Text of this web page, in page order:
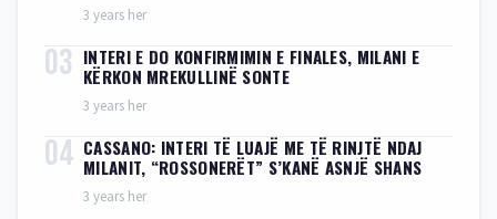
3 years her
03 INTERI E DO KONFIRMIMIN E FINALES, MILANI E
KËRKON MREKULLINË SONTE
3 years her
04 CASSANO: INTERI TË LUAJË ME TË RINJTË NDAJ
MILANIT, “ROSSONERËT” S’KANË ASNJË SHANS
3 years her